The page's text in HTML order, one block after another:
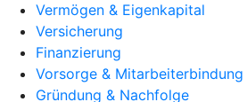
Vermögen & Eigenkapital
Versicherung
Finanzierung
Vorsorge & Mitarbeiterbindung
Gründung & Nachfolge